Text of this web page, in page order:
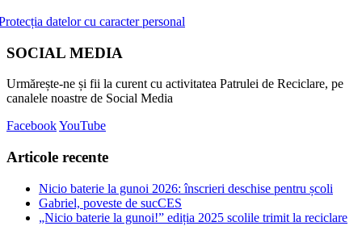
datelor cu caracter personal
SOCIAL MEDIA
Urmărește-ne și fii la curent cu activitatea Patrulei de Reciclare, pe
canalele noastre de Social Media
FacebookYouTube
Articole recente
Nicio baterie la gunoi 2026: înscrieri deschise pentru școli
Gabriel, poveste de sucCES
„Nicio baterie la gunoi!” ediția 2025 scolile trimit la reciclare